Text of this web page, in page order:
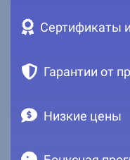
Сертификаты
Гарантии от
Низкие цены